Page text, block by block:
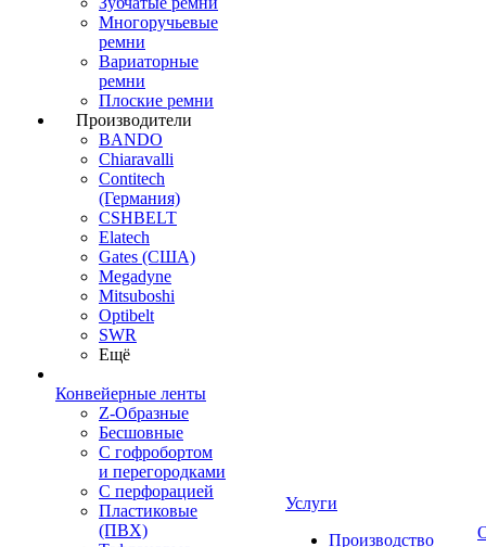
Многоручьевые
ремни
Вариаторные
ремни
Плоские ремни
Производители
BANDO
Chiaravalli
Contitech
(Германия)
CSHBELT
Elatech
Gates (США)
Megadyne
Mitsuboshi
Optibelt
SWR
Ещё
Конвейерные ленты
Z-Образные
Бесшовные
С гофробортом
и перегородками
С перфорацией
Пластиковые
(ПВХ)
Услуги
Производство